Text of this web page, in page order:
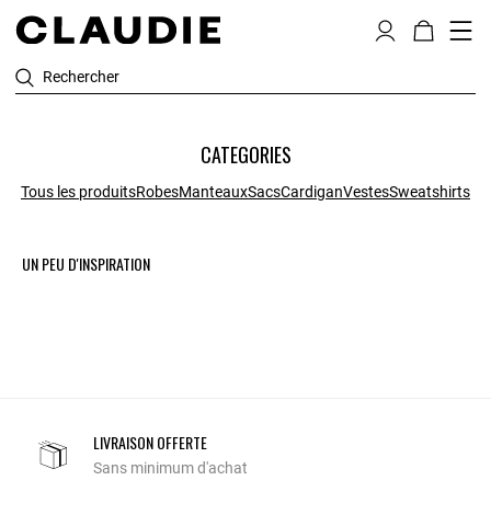
Rechercher
CATEGORIES
Tous les produitsRobesManteauxSacsCardiganVestesSweatshirts
UN PEU D'INSPIRATION
LIVRAISON OFFERTE
Sans minimum d'achat